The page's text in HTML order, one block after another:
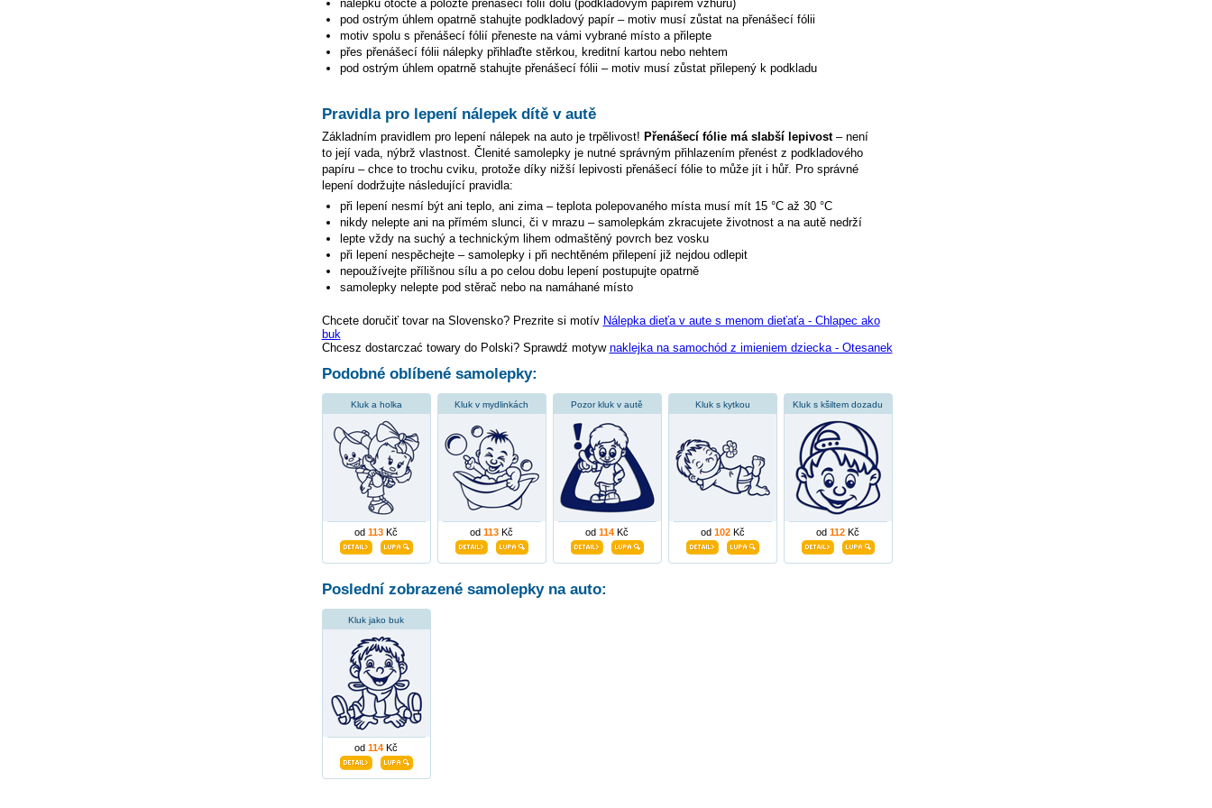
nálepku otočte a položte přenášecí fólií dolů (podkladovým papírem vzhůru)
pod ostrým úhlem opatrně stahujte podkladový papír – motiv musí zůstat na přenášecí fólii
motiv spolu s přenášecí fólií přeneste na vámi vybrané místo a přilepte
přes přenášecí fólii nálepky přihlaďte stěrkou, kreditní kartou nebo nehtem
pod ostrým úhlem opatrně stahujte přenášecí fólii – motiv musí zůstat přilepený k podkladu
Pravidla pro lepení nálepek dítě v autě
Základním pravidlem pro lepení nálepek na auto je trpělivost! Přenášecí fólie má slabší lepivost– není
to její vada, nýbrž vlastnost. Členité samolepky je nutné správným přihlazením přenést z podkladového
papíru – chce to trochu cviku, protože díky nižší lepivosti přenášecí fólie to může jít i hůř. Pro správné
lepení dodržujte následující pravidla:
při lepení nesmí být ani teplo, ani zima – teplota polepovaného místa musí mít 15 °C až 30 °C
nikdy nelepte ani na přímém slunci, či v mrazu – samolepkám zkracujete životnost a na autě nedrží
lepte vždy na suchý a technickým lihem odmaštěný povrch bez vosku
při lepení nespěchejte – samolepky i při nechtěném přilepení již nejdou odlepit
nepoužívejte přílišnou sílu a po celou dobu lepení postupujte opatrně
samolepky nelepte pod stěrač nebo na namáhané místo
Chcete doručiť tovar na Slovensko? Prezrite si motív Nálepka dieťa v aute s menom dieťaťa - Chlapec ako
buk
Chcesz dostarczać towary do Polski? Sprawdź motyw naklejka na samochód z imieniem dziecka - Otesanek
Podobné oblíbené samolepky:
Kluk a holka
od 113 Kč
Kluk v mydlinkách
od 113 Kč
Pozor kluk v autě
od 114 Kč
Kluk s kytkou
od 102Kč
Kluk s kšiltem dozadu
od 112 Kč
Poslední zobrazené samolepky na auto:
Kluk jako buk
od 114 Kč